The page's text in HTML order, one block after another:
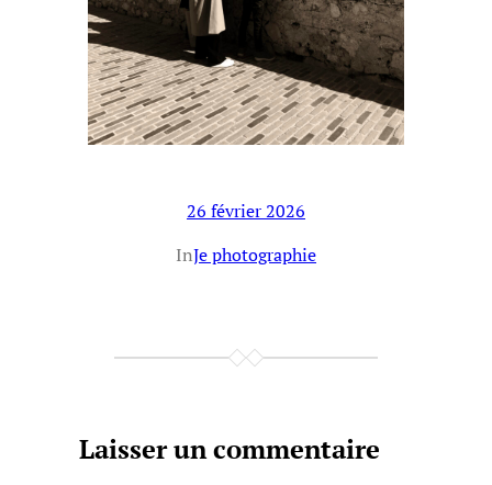
26 février 2026
InJe photographie
Laisser un commentaire